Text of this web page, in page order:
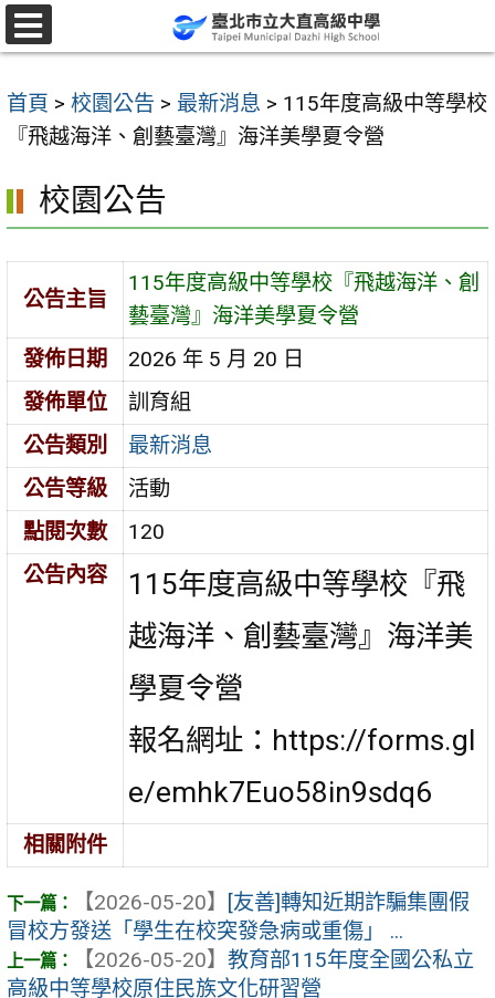
跳
至
要
內
區
首頁 > 校園公告 > 最新消息 > 115年度高級中等學校
『飛越海洋、創藝臺灣』海洋美學夏令營
校園公告
公告主旨
115年度高級中等學校『飛越海洋、創
藝臺灣』海洋美學夏令營
發佈日期
2026 年 5 月 20 日
發佈單位
訓育組
公告類別
最新消息
公告等級
活動
點閱次數
120
公告內容
115年度高級中等學校『飛
越海洋、創藝臺灣』海洋美
學夏令營
報名網址：https://forms.gl
e/emhk7Euo58in9sdq6
相關附件
【2026-05-20】 [友善]轉知近期詐騙集團假
冒校方發送「學生在校突發急病或重傷」 ...
【2026-05-20】 教育部115年度全國公私立
高級中等學校原住民族文化研習營
選
單